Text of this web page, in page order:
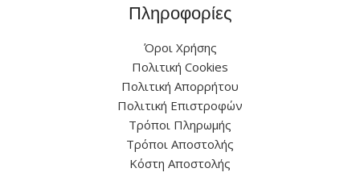
Πληροφορίες
Όροι Χρήσης
Πολιτική Cookies
Πολιτική Απορρήτου
Πολιτική Επιστροφών
Τρόποι Πληρωμής
Τρόποι Αποστολής
Κόστη Αποστολής